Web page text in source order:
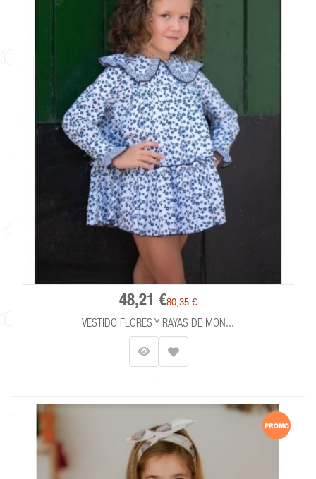
48,21 €80,35 €
VESTIDO FLORES Y RAYAS DE MON...